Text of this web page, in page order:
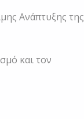
Ανάπτυξης της
και τον